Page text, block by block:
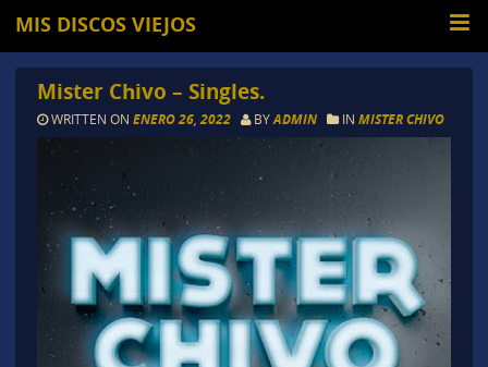
MIS DISCOS VIEJOS
Mister Chivo – Singles.
WRITTEN ON ENERO 26, 2022 BYADMIN IN MISTER CHIVO